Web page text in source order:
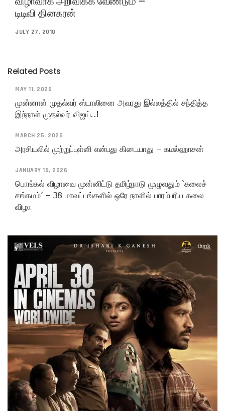
டிடிவி தினகரன்
JULY 27, 2018
Related Posts
MAY 11, 2026
முன்னாள் முதல்வர் ஸ்டாலினை அவரது இல்லத்தில் சந்தித்த
இந்நாள் முதல்வர் விஜய்..!
MARCH 25, 2026
அரசியலில் முற்றுப்புள்ளி என்பது கிடையாது – கமல்ஹாசன்
JANUARY 16, 2026
பொங்கல் விழாவை முன்னிட்டு தமிழ்நாடு முழுவதும் ‘கலைச்
சங்கமம்’ – 38 மாவட்டங்களில் ஒரே நாளில் பாரம்பரிய கலை
விழா